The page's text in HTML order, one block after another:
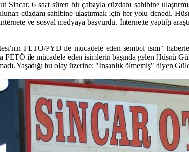
6 saat süren bir çabayla cüzdanı sahibine
cüzdanı sahibine ulaştırmak için her yolu denedi.
ve sosyal medyaya başvurdu. İnternette yaptığı
FETÖ/PYD ile mücadele eden sembol ismi"
ile mücadele eden isimlerin başında gelen Hüsnü
Yaşadığı bu olay üzerine: "İnsanlık ölmemiş" diyen